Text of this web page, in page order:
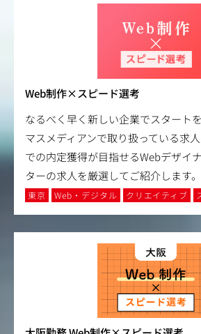
Web制作×スピード選考
なるべく早く新しい企業でスタート
マスメディアンで取り扱っている求
での内定獲得が目指せるWebデザイ
ターの求人を厳選してご紹介します。
東京 Web・デジタル クリエイティブ